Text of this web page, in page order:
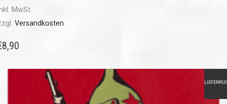
MwSt.
Versandkosten
8,90